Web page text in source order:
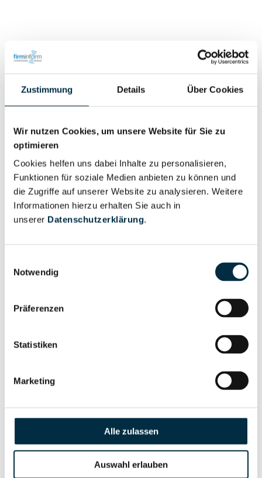
Zustimmung Details Über Cookies
Wir nutzen Cookies, um unsere Website für Sie zu
optimieren
Cookies helfen uns dabei Inhalte zu personalisieren,
Funktionen für soziale Medien anbieten zu können und
die Zugriffe auf unserer Website zu analysieren. Weitere
Informationen hierzu erhalten Sie auch in
unserer Datenschutzerklärung.
Notwendig
Präferenzen
Statistiken
Marketing
Alle zulassen
Auswahl erlauben
Personen im Unternehmen
Wirtschaftlich
Berechtigter
Vollständiges
Unternehmensprofil
anfragen
Vollständiges
Unternehmensprofil
Vollständiges
Unternehmensprofil
Berechtigten Pfad
Unternehmensprofil
anfragen